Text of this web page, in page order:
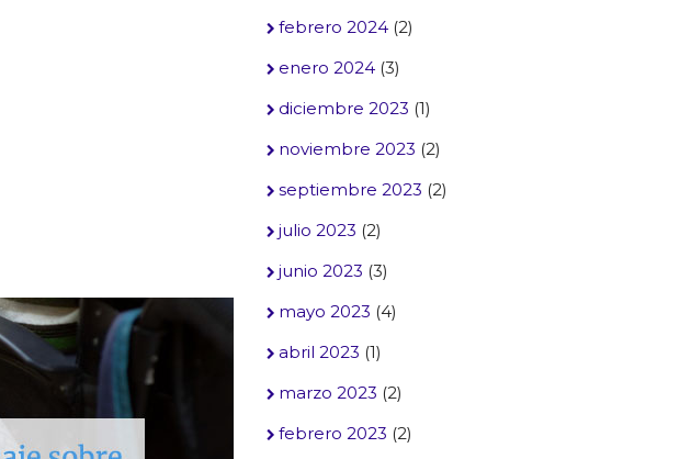
febrero 2024 (2)
enero 2024 (3)
diciembre 2023 (1)
noviembre 2023 (2)
septiembre 2023 (2)
julio 2023 (2)
junio 2023 (3)
mayo 2023 (4)
abril 2023 (1)
marzo 2023 (2)
febrero 2023 (2)